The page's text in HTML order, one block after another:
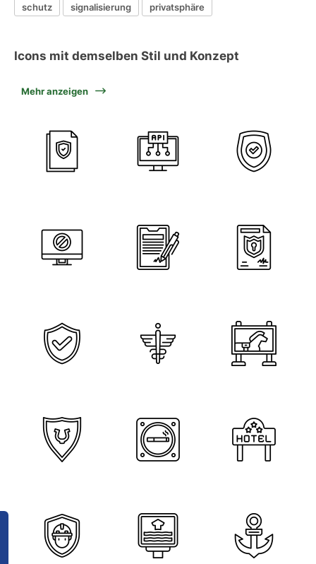
schutz
signalisierung privatsphäre
Icons mit demselben Stil und Konzept
Mehr anzeigen